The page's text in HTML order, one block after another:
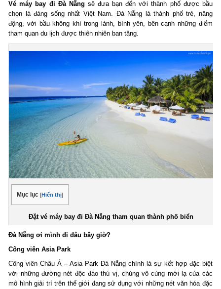
Vé máy bay đi Đà Nẵng sẽ đưa bạn đến với thành phố được bầu
chọn là đáng sống nhất Việt Nam. Đà Nẵng là thành phố trẻ, năng
động, với bầu không khí trong lành, bình yên, bên cạnh những điểm
tham quan du lịch được thiên nhiên ban tặng.
Mục lục [Hiển thị]
Đặt vé máy bay đi Đà Nẵng tham quan thành phố biển
Đà Nẵng ơi mình đi đâu bây giờ?
Công viên Asia Park
Công viên Châu Á – Asia Park Đà Nẵng chính là sự kết hợp đặc biệt
với những đường nét độc đáo thú vị, chúng vô cùng mới lạ của các
mô hình giải trí trên thế giới đang sử dụng với những nét văn hóa đặc